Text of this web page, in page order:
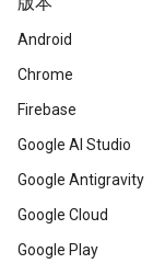
Android
Chrome
Firebase
Google AI Studio
Google Antigravity
Google Cloud
Google Play